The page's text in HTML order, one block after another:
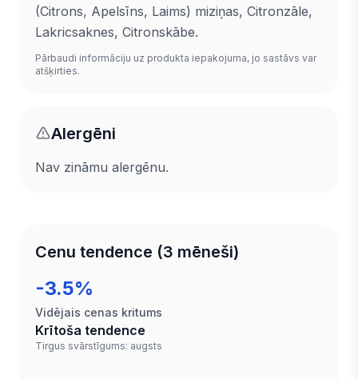
(Citrons, Apelsīns, Laims) miziņas, Citronzāle,
Lakricsaknes, Citronskābe.
Pārbaudi informāciju uz produkta iepakojuma, jo sastāvs var
atšķirties.
Alergēni
Nav zināmu alergēnu.
Cenu tendence (3 mēneši)
-3.5%
Vidējais cenas kritums
Krītoša tendence
Tirgus svārstīgums: augsts